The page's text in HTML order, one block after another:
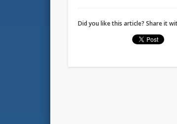
Did you like this article? Share it